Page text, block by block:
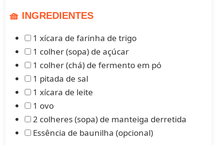
🧺 INGREDIENTES
1 xícara de farinha de trigo
1 colher (sopa) de açúcar
1 colher (chá) de fermento em pó
1 pitada de sal
1 xícara de leite
1 ovo
2 colheres (sopa) de manteiga derretida
Essência de baunilha (opcional)